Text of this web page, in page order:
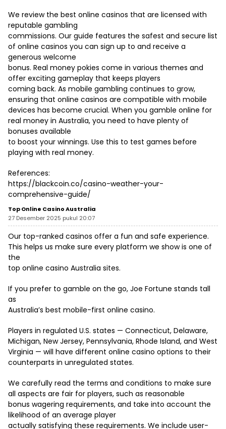
We review the best online casinos that are licensed with
reputable gambling
commissions. Our guide features the safest and secure list
of online casinos you can sign up to and receive a
generous welcome
bonus. Real money pokies come in various themes and
offer exciting gameplay that keeps players
coming back. As mobile gambling continues to grow,
ensuring that online casinos are compatible with mobile
devices has become crucial. When you gamble online for
real money in Australia, you need to have plenty of
bonuses available
to boost your winnings. Use this to test games before
playing with real money.
References:
https://blackcoin.co/casino-weather-your-
comprehensive-guide/
Top Online Casino Australia
27 Desember 2025 pukul 20:07
Our top-ranked casinos offer a fun and safe experience.
This helps us make sure every platform we show is one of
the
top online casino Australia sites.
If you prefer to gamble on the go, Joe Fortune stands tall
as
Australia’s best mobile-first online casino.
Players in regulated U.S. states — Connecticut, Delaware,
Michigan, New Jersey, Pennsylvania, Rhode Island, and West
Virginia — will have different online casino options to their
counterparts in unregulated states.
We carefully read the terms and conditions to make sure
all aspects are fair for players, such as reasonable
bonus wagering requirements, and take into account the
likelihood of an average player
actually satisfying these requirements. We include user-